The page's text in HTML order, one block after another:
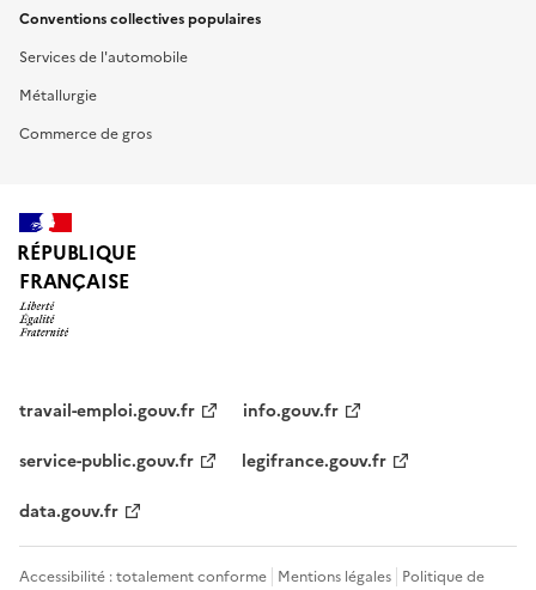
Conventions collectives populaires
Services de l'automobile
Métallurgie
Commerce de gros
RÉPUBLIQUE
FRANÇAISE
travail-emploi.gouv.fr
info.gouv.fr
service-public.gouv.fr
legifrance.gouv.fr
data.gouv.fr
Accessibilité : totalement conforme Mentions légales Politique de